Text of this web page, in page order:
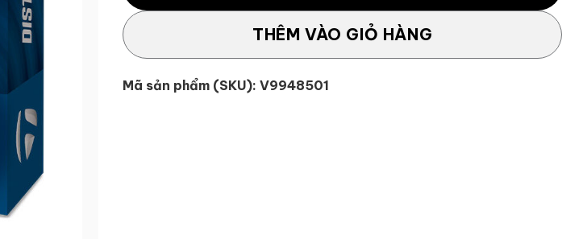
THÊM VÀO GIỎ HÀNG
Mã sản phẩm (SKU): V9948501